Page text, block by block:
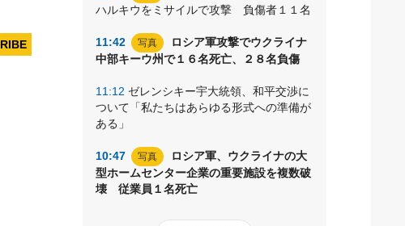
ハルキウをミサイルで攻撃 負傷者１１名
11:42 写真
ロシア軍攻撃でウクライナ
中部キーウ州で１６名死亡、２８名負傷
11:12 ゼレンシキー宇大統領、和平交渉に
ついて「私たちはあらゆる形式への準備が
ある」
10:47 写真
ロシア軍、ウクライナの大
型ホームセンター企業の重要施設を複数破
壊 従業員１名死亡